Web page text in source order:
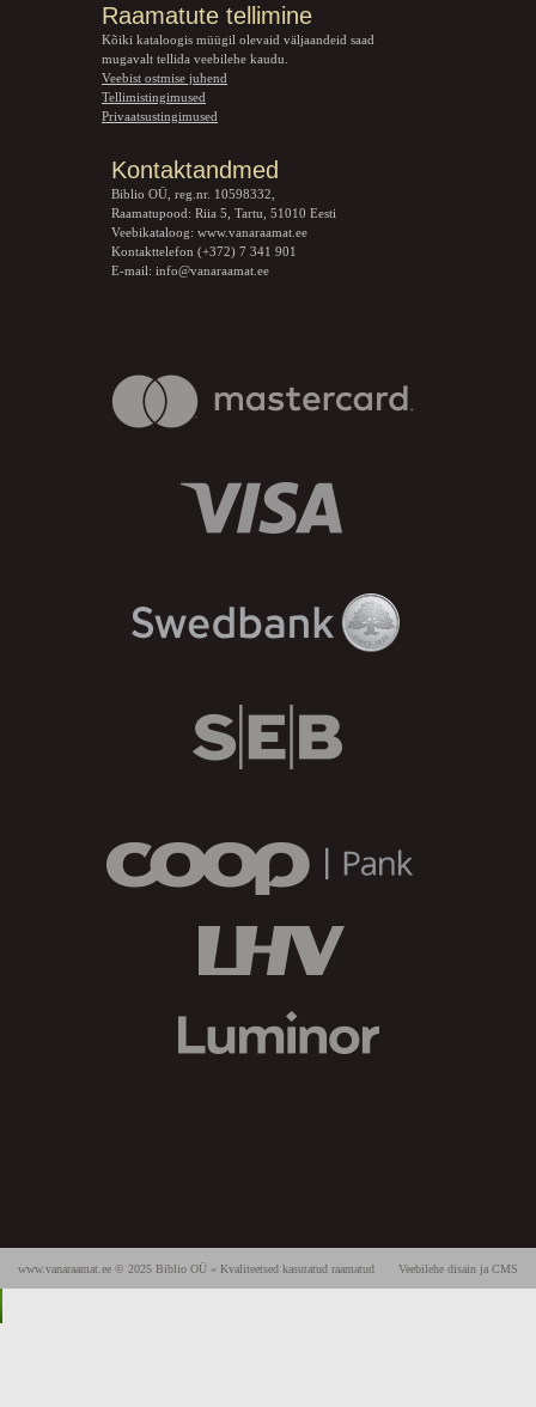
Raamatute tellimine
Kõiki kataloogis müügil olevaid väljaandeid saad
mugavalt tellida veebilehe kaudu.
Veebist ostmise juhend
Tellimistingimused
Privaatsustingimused
Kontaktandmed
Biblio OÜ, reg.nr. 10598332,
Raamatupood: Riia 5, Tartu, 51010 Eesti
Veebikataloog: www.vanaraamat.ee
Kontakttelefon (+372) 7 341 901
E-mail: info@vanaraamat.ee
Veebilehe disain ja CMS
www.vanaraamat.ee © 2025 Biblio OÜ » Kvaliteetsed kasutatud raamatud